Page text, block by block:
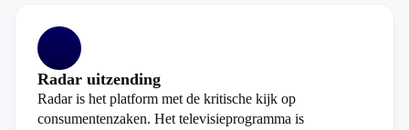
Radar uitzending
Radar is het platform met de kritische kijk op
consumentenzaken. Het televisieprogramma is